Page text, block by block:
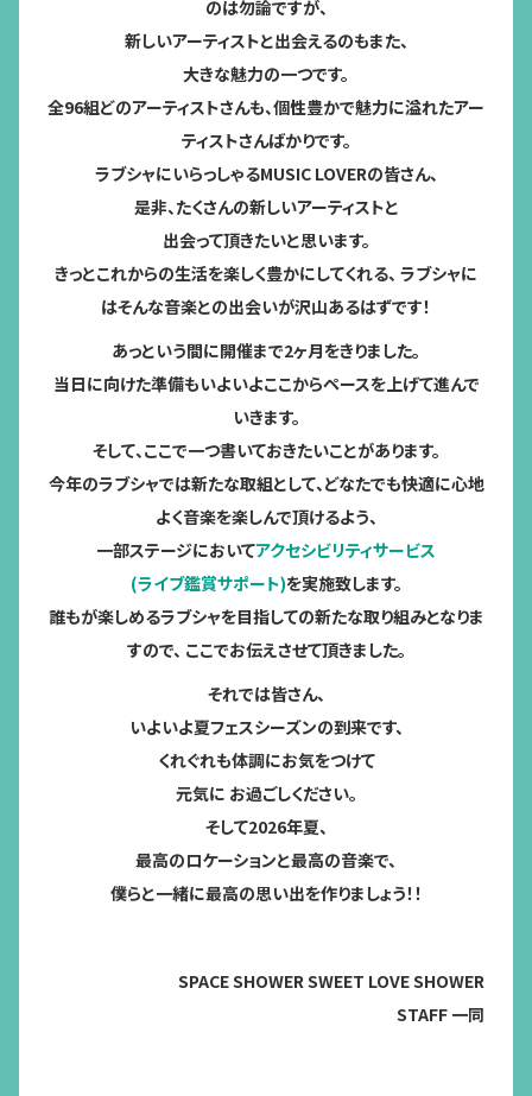
のは勿論ですが、
新しいアーティストと出会えるのもまた、
大きな魅力の一つです。
全96組どのアーティストさんも、個性豊かで魅力に溢れたアー
ティストさんばかりです。
ラブシャにいらっしゃるMUSIC LOVERの皆さん、
是非、たくさんの新しいアーティストと
出会って頂きたいと思います。
きっとこれからの生活を楽しく豊かにしてくれる、 ラブシャに
はそんな音楽との出会いが沢山あるはずです！
あっという間に開催まで2ヶ月をきりました。
当日に向けた準備もいよいよここからペースを上げて進んで
いきます。
そして、ここで一つ書いておきたいことがあります。
今年のラブシャでは新たな取組として、どなたでも快適に心地
よく音楽を楽しんで頂けるよう、
一部ステージにおいてアクセシビリティサービス
(ライブ鑑賞サポート)を実施致します。
誰もが楽しめるラブシャを目指しての新たな取り組みとなりま
すので、 ここでお伝えさせて頂きました。
それでは皆さん、
いよいよ夏フェスシーズンの到来です、
くれぐれも体調にお気をつけて
元気に お過ごしください。
そして2026年夏、
最高のロケーションと最高の音楽で、
僕らと一緒に最高の思い出を作りましょう！！
SPACE SHOWER SWEET LOVE SHOWER
STAFF 一同